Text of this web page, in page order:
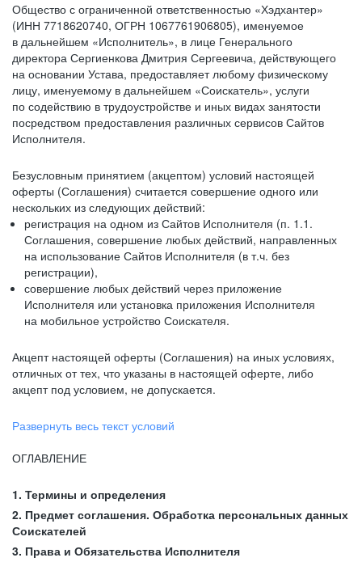
Общество с ограниченной ответственностью «Хэдхантер»
(ИНН 7718620740, ОГРН 1067761906805), именуемое
в дальнейшем «Исполнитель», в лице Генерального
директора Сергиенкова Дмитрия Сергеевича, действующего
на основании Устава, предоставляет любому физическому
лицу, именуемому в дальнейшем «Соискатель», услуги
по содействию в трудоустройстве и иных видах занятости
посредством предоставления различных сервисов Сайтов
Исполнителя.
Безусловным принятием (акцептом) условий настоящей
оферты (Соглашения) считается совершение одного или
нескольких из следующих действий:
регистрация на одном из Сайтов Исполнителя (п. 1.1.
Соглашения, совершение любых действий, направленных
на использование Сайтов Исполнителя (в т.ч. без
регистрации),
совершение любых действий через приложение
Исполнителя или установка приложения Исполнителя
на мобильное устройство Соискателя.
Акцепт настоящей оферты (Соглашения) на иных условиях,
отличных от тех, что указаны в настоящей оферте, либо
акцепт под условием, не допускается.
Развернуть весь текст условий
ОГЛАВЛЕНИЕ
1. Термины и определения
2. Предмет соглашения. Обработка персональных данных
Соискателей
3. Права и Обязательства Исполнителя